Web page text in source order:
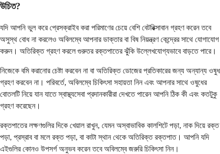
উচিত?
যদি আপনি ভুল করে প্রেসক্রাইব করা পরিমাণের চেয়ে বেশি বেটরিক্সাবান গ্রহণ করেন তবে
অসুস্থ বোধ না করলেও অবিলম্বে আপনার ডাক্তার বা বিষ নিয়ন্ত্রণ কেন্দ্রের সাথে যোগাযোগ
করুন। অতিরিক্ত গ্রহণ করলে গুরুতর রক্তপাতের ঝুঁকি উল্লেখযোগ্যভাবে বাড়তে পারে।
নিজেকে বমি করানোর চেষ্টা করবেন না বা অতিরিক্ত ডোজের প্রতিকারের জন্য অন্যান্য ওষুধ
গ্রহণ করবেন না। পরিবর্তে, অবিলম্বে চিকিৎসা সহায়তা নিন এবং আপনার সাথে ওষুধের
বোতলটি নিয়ে যান যাতে স্বাস্থ্যসেবা প্রদানকারীরা দেখতে পারেন আপনি ঠিক কী এবং কতটুকু
গ্রহণ করেছেন।
রক্তপাতের লক্ষণগুলির দিকে খেয়াল রাখুন, যেমন অস্বাভাবিক কালশিটে পড়া, নাক দিয়ে রক্ত
​​পড়া, প্রস্রাব বা মলে রক্ত ​​পড়া, বা কাটা স্থান থেকে অতিরিক্ত রক্তপাত। আপনি যদি
এইগুলির কোনও উপসর্গ অনুভব করেন তবে অবিলম্বে জরুরি চিকিৎসা নিন।